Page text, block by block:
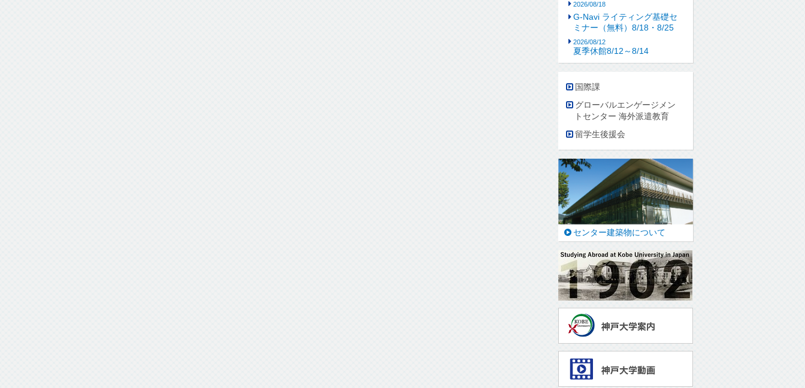
2026/08/18
G-Navi ライティング基礎セ
ミナー（無料）8/18・8/25
2026/08/12
夏季休館8/12～8/14
国際課
グローバルエンゲージメン
トセンター 海外派遣教育
留学生後援会
センター建築物について